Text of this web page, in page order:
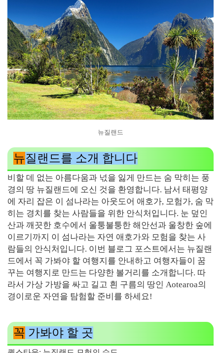
뉴질랜드
뉴질랜드를 소개 합니다
비할 데 없는 아름다움과 넋을 잃게 만드는 숨 막히는 풍
경의 땅 뉴질랜드에 오신 것을 환영합니다. 남서 태평양
에 자리 잡은 이 섬나라는 아웃도어 애호가, 모험가, 숨 막
히는 경치를 찾는 사람들을 위한 안식처입니다. 눈 덮인
산과 깨끗한 호수에서 울퉁불퉁한 해안선과 울창한 숲에
이르기까지 이 섬나라는 자연 애호가와 모험을 찾는 사
람들의 안식처입니다. 이번 블로그 포스트에서는 뉴질랜
드에서 꼭 가봐야 할 여행지를 안내하고 여행자들이 꿈
꾸는 여행지로 만드는 다양한 볼거리를 소개합니다. 따
라서 가상 가방을 싸고 길고 흰 구름의 땅인 Aotearoa의
경이로운 자연을 탐험할 준비를 하세요!
꼭 가봐야 할 곳